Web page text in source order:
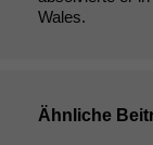
Wales.
Ähnliche